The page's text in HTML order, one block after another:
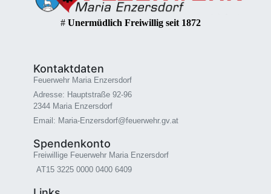
# Unermüdlich Freiwillig seit 1872
Kontaktdaten
Feuerwehr Maria Enzersdorf
Adresse: Hauptstraße 92-96
2344 Maria Enzersdorf
Email: Maria-Enzersdorf@feuerwehr.gv.at
Spendenkonto
Freiwillige Feuerwehr Maria Enzersdorf
AT15 3225 0000 0400 6409